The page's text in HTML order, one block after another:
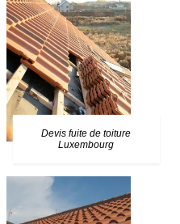
Devis fuite de toiture
Luxembourg